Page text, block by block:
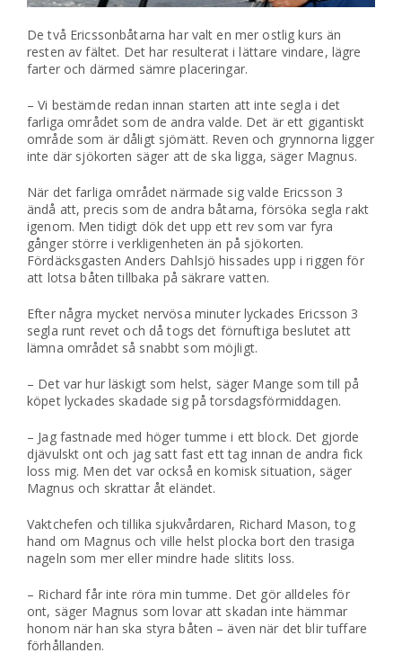
De två Ericssonbåtarna har valt en mer ostlig kurs än
resten av fältet. Det har resulterat i lättare vindare, lägre
farter och därmed sämre placeringar.
– Vi bestämde redan innan starten att inte segla i det
farliga området som de andra valde. Det är ett gigantiskt
område som är dåligt sjömätt. Reven och grynnorna ligger
inte där sjökorten säger att de ska ligga, säger Magnus.
När det farliga området närmade sig valde Ericsson 3
ändå att, precis som de andra båtarna, försöka segla rakt
igenom. Men tidigt dök det upp ett rev som var fyra
gånger större i verkligenheten än på sjökorten.
Fördäcksgasten Anders Dahlsjö hissades upp i riggen för
att lotsa båten tillbaka på säkrare vatten.
Efter några mycket nervösa minuter lyckades Ericsson 3
segla runt revet och då togs det förnuftiga beslutet att
lämna området så snabbt som möjligt.
– Det var hur läskigt som helst, säger Mange som till på
köpet lyckades skadade sig på torsdagsförmiddagen.
– Jag fastnade med höger tumme i ett block. Det gjorde
djävulskt ont och jag satt fast ett tag innan de andra fick
loss mig. Men det var också en komisk situation, säger
Magnus och skrattar åt eländet.
Vaktchefen och tillika sjukvårdaren, Richard Mason, tog
hand om Magnus och ville helst plocka bort den trasiga
nageln som mer eller mindre hade slitits loss.
– Richard får inte röra min tumme. Det gör alldeles för
ont, säger Magnus som lovar att skadan inte hämmar
honom när han ska styra båten – även när det blir tuffare
förhållanden.